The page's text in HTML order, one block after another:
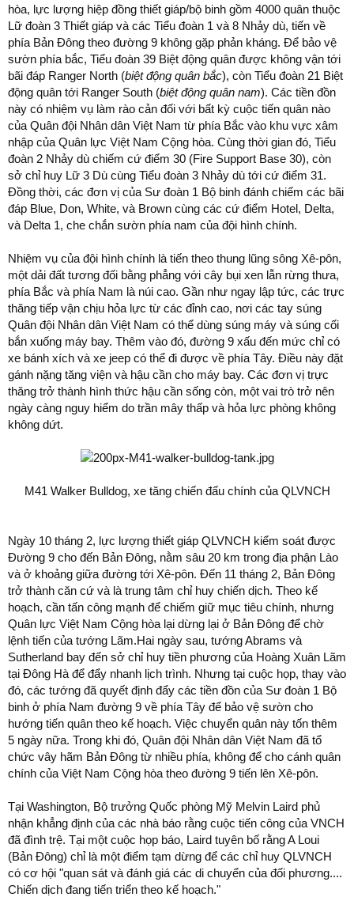
hòa, lực lượng hiệp đồng thiết giáp/bộ binh gồm 4000 quân thuộc
Lữ đoàn 3 Thiết giáp và các Tiểu đoàn 1 và 8 Nhảy dù, tiến về
phía Bản Đông theo đường 9 không gặp phản kháng. Để bảo vệ
sườn phía bắc, Tiểu đoàn 39 Biệt động quân được không vận tới
bãi đáp Ranger North (biệt động quân bắc), còn Tiểu đoàn 21 Biệt
động quân tới Ranger South (biệt động quân nam). Các tiền đồn
này có nhiệm vụ làm rào cản đối với bất kỳ cuộc tiến quân nào
của Quân đội Nhân dân Việt Nam từ phía Bắc vào khu vực xâm
nhập của Quân lực Việt Nam Cộng hòa. Cùng thời gian đó, Tiểu
đoàn 2 Nhảy dù chiếm cứ điểm 30 (Fire Support Base 30), còn
sở chỉ huy Lữ 3 Dù cùng Tiểu đoàn 3 Nhảy dù tới cứ điểm 31.
Đồng thời, các đơn vị của Sư đoàn 1 Bộ binh đánh chiếm các bãi
đáp Blue, Don, White, và Brown cùng các cứ điểm Hotel, Delta,
và Delta 1, che chắn sườn phía nam của đội hình chính.
Nhiệm vụ của đội hình chính là tiến theo thung lũng sông Xê-pôn,
một dải đất tương đối bằng phẳng với cây bụi xen lẫn rừng thưa,
phía Bắc và phía Nam là núi cao. Gần như ngay lập tức, các trực
thăng tiếp vận chịu hỏa lực từ các đỉnh cao, nơi các tay súng
Quân đội Nhân dân Việt Nam có thể dùng súng máy và súng cối
bắn xuống máy bay. Thêm vào đó, đường 9 xấu đến mức chỉ có
xe bánh xích và xe jeep có thể đi được về phía Tây. Điều này đặt
gánh nặng tăng viện và hậu cần cho máy bay. Các đơn vị trực
thăng trở thành hình thức hậu cần sống còn, một vai trò trở nên
ngày càng nguy hiểm do trần mây thấp và hỏa lực phòng không
không dứt.
M41 Walker Bulldog, xe tăng chiến đấu chính của QLVNCH
Ngày 10 tháng 2, lực lượng thiết giáp QLVNCH kiểm soát được
Đường 9 cho đến Bản Đông, nằm sâu 20 km trong địa phận Lào
và ở khoảng giữa đường tới Xê-pôn. Đến 11 tháng 2, Bản Đông
trở thành căn cứ và là trung tâm chỉ huy chiến dịch. Theo kế
hoạch, cần tấn công mạnh để chiếm giữ mục tiêu chính, nhưng
Quân lực Việt Nam Cộng hòa lại dừng lại ở Bản Đông để chờ
lệnh tiến của tướng Lãm.Hai ngày sau, tướng Abrams và
Sutherland bay đến sở chỉ huy tiền phương của Hoàng Xuân Lãm
tại Đông Hà để đẩy nhanh lịch trình. Nhưng tại cuộc họp, thay vào
đó, các tướng đã quyết định đẩy các tiền đồn của Sư đoàn 1 Bộ
binh ở phía Nam đường 9 về phía Tây để bảo vệ sườn cho
hướng tiến quân theo kế hoạch. Việc chuyển quân này tốn thêm
5 ngày nữa. Trong khi đó, Quân đội Nhân dân Việt Nam đã tổ
chức vây hãm Bản Đông từ nhiều phía, không để cho cánh quân
chính của Việt Nam Cộng hòa theo đường 9 tiến lên Xê-pôn.
Tại Washington, Bộ trưởng Quốc phòng Mỹ Melvin Laird phủ
nhận khẳng định của các nhà báo rằng cuộc tiến công của VNCH
đã đình trệ. Tại một cuộc họp báo, Laird tuyên bố rằng A Loui
(Bản Đông) chỉ là một điểm tạm dừng để các chỉ huy QLVNCH
có cơ hội "quan sát và đánh giá các di chuyển của đối phương....
Chiến dịch đang tiến triển theo kế hoạch."